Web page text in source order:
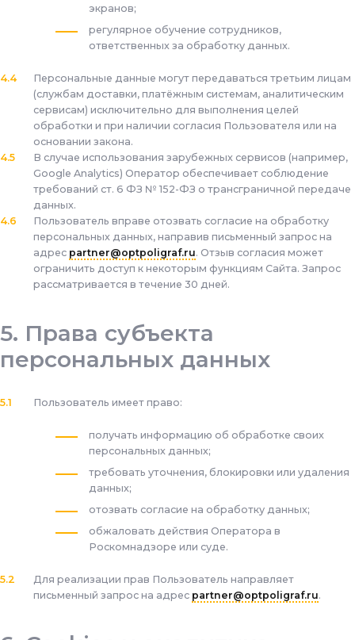
экранов;
регулярное обучение сотрудников,
ответственных за обработку данных.
Персональные данные могут передаваться третьим лицам
(службам доставки, платёжным системам, аналитическим
сервисам) исключительно для выполнения целей
обработки и при наличии согласия Пользователя или на
основании закона.
В случае использования зарубежных сервисов (например,
Google Analytics) Оператор обеспечивает соблюдение
требований ст. 6 ФЗ № 152-ФЗ о трансграничной передаче
данных.
Пользователь вправе отозвать согласие на обработку
персональных данных, направив письменный запрос на
адрес partner@optpoligraf.ru. Отзыв согласия может
ограничить доступ к некоторым функциям Сайта. Запрос
рассматривается в течение 30 дней.
Права субъекта
персональных данных
Пользователь имеет право:
получать информацию об обработке своих
персональных данных;
требовать уточнения, блокировки или удаления
данных;
отозвать согласие на обработку данных;
обжаловать действия Оператора в
Роскомнадзоре или суде.
Для реализации прав Пользователь направляет
письменный запрос на адрес partner@optpoligraf.ru.